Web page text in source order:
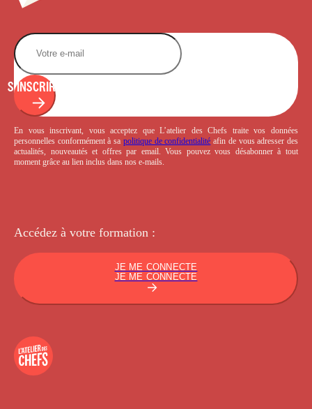
S'INSCRIRE
En vous inscrivant, vous acceptez que L’atelier des Chefs traite vos données
personnelles conformément à sa politique de confidentialité afin de vous adresser des
actualités, nouveautés et offres par email. Vous pouvez vous désabonner à tout
moment grâce au lien inclus dans nos e-mails.
Accédez à votre formation :
JE ME CONNECTE
JE ME CONNECTE